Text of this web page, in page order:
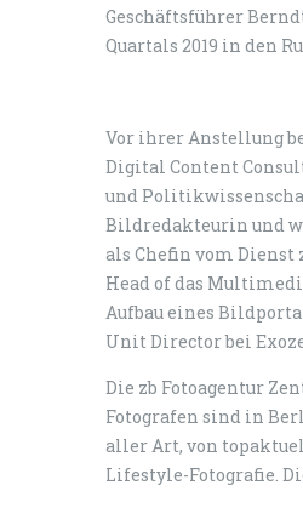
Geschäftsführer
Quartals 2019 in den
Vor ihrer Anstellung
Digital Content
und
Bildredakteurin und
als Chefin vom
Head of das
Aufbau eines
Unit Director bei
Die zb Fotoagentur
Fotografen sind in
aller Art, von
Lifestyle-Fotografie.